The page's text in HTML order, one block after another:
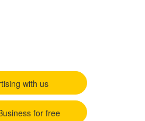
with us
for free